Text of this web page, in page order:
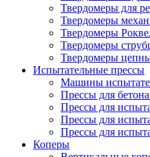
Твердомеры для
Твердомеры
Твердомеры
Твердомеры
Твердомеры
Испытательные прессы
Машины
Прессы для
Прессы для
Прессы для
Прессы для
Коперы